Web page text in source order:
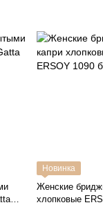
Новинка
Женские
хлопковые